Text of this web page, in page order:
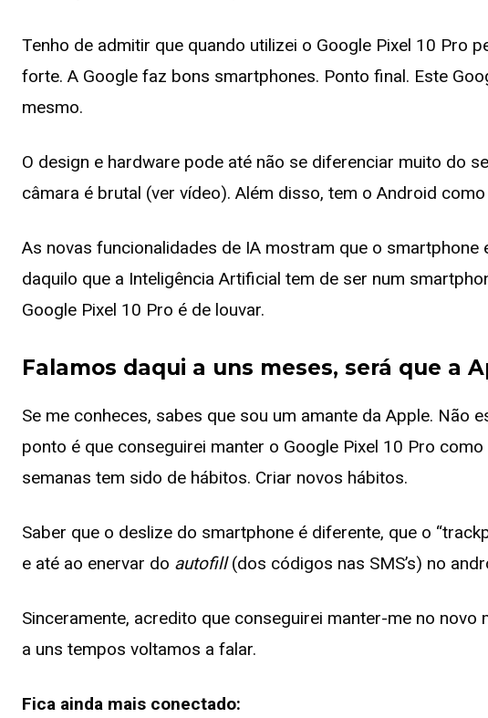
Tenho de admitir que quando utilizei o Google Pixel 10 Pro
forte. A Google faz bons smartphones. Ponto final. Este
mesmo.
O design e hardware pode até não se diferenciar muito do
câmara é brutal (ver vídeo). Além disso, tem o Android
As novas funcionalidades de IA mostram que o
daquilo que a Inteligência Artificial tem de ser num
Google Pixel 10 Pro é de louvar.
Falamos daqui a uns meses, será que a
Se me conheces, sabes que sou um amante da Apple. Não
ponto é que conseguirei manter o Google Pixel 10 Pro
semanas tem sido de hábitos. Criar novos hábitos.
Saber que o deslize do smartphone é diferente, que o
e até ao enervar do autofill(dos códigos nas SMS’s) no
Sinceramente, acredito que conseguirei manter-me no
a uns tempos voltamos a falar.
Fica ainda mais conectado: